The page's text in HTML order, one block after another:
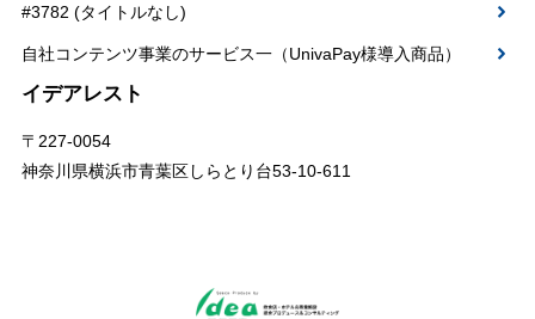
#3782 (タイトルなし)
自社コンテンツ事業のサービス一（UnivaPay様導入商品）
イデアレスト
〒227-0054
神奈川県横浜市青葉区しらとり台53-10-611